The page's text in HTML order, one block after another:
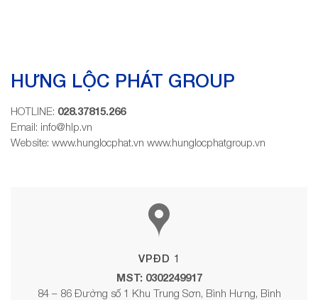
HƯNG LỘC PHÁT GROUP
HOTLINE: 028.37815.266
Email: info@hlp.vn
Website: www.hunglocphat.vn www.hunglocphatgroup.vn
VPĐD 1
MST: 0302249917
84 – 86 Đường số 1 Khu Trung Sơn, Bình Hưng, Bình